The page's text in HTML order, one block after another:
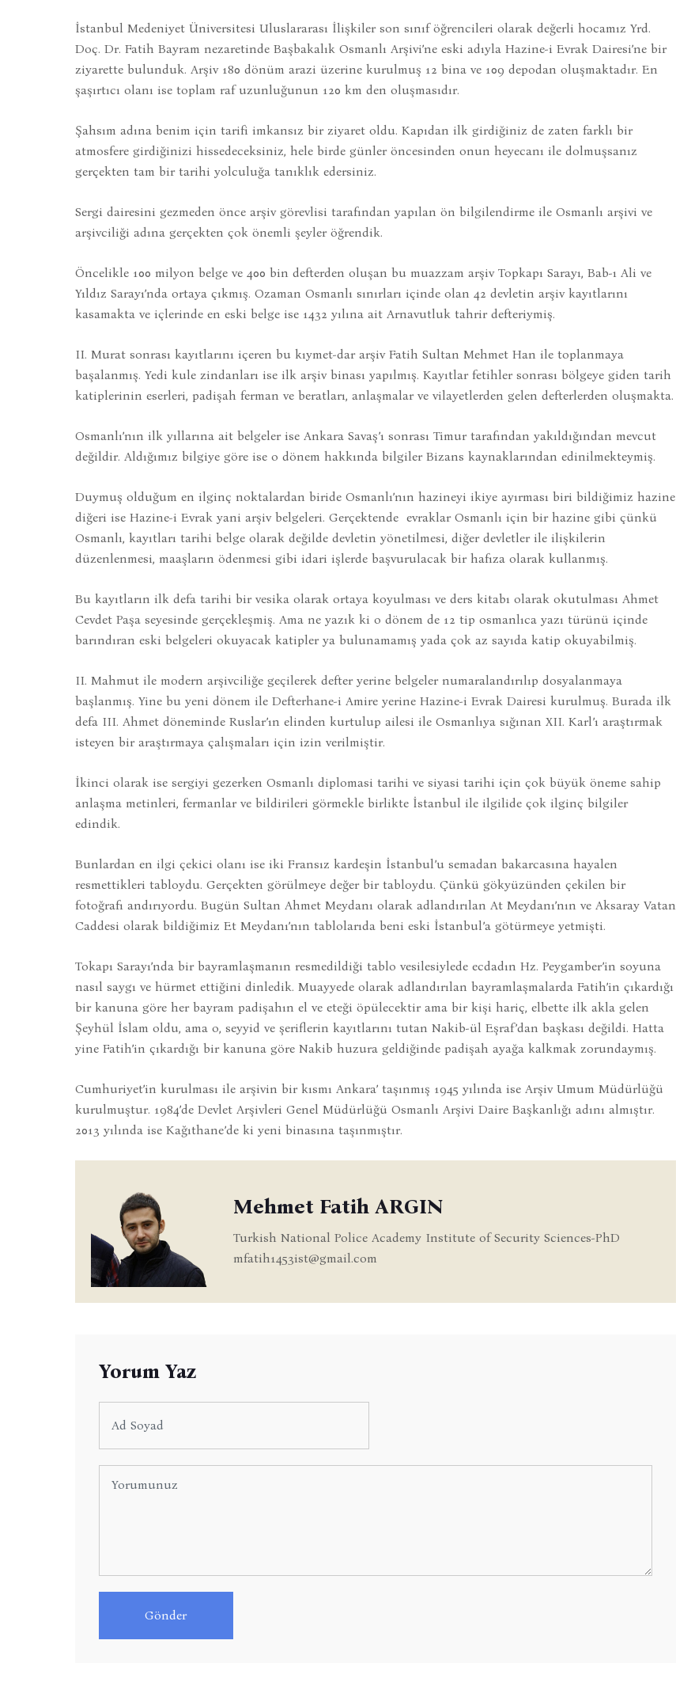
İstanbul Medeniyet Üniversitesi Uluslararası İlişkiler son sınıf öğrencileri olarak değerli hocamız Yrd.
Doç. Dr. Fatih Bayram nezaretinde Başbakalık Osmanlı Arşivi’ne eski adıyla Hazine-i Evrak Dairesi’ne bir
ziyarette bulunduk. Arşiv 180 dönüm arazi üzerine kurulmuş 12 bina ve 109 depodan oluşmaktadır. En
şaşırtıcı olanı ise toplam raf uzunluğunun 120 km den oluşmasıdır.
Şahsım adına benim için tarifi imkansız bir ziyaret oldu. Kapıdan ilk girdiğiniz de zaten farklı bir
atmosfere girdiğinizi hissedeceksiniz, hele birde günler öncesinden onun heyecanı ile dolmuşsanız
gerçekten tam bir tarihi yolculuğa tanıklık edersiniz.
Sergi dairesini gezmeden önce arşiv görevlisi tarafından yapılan ön bilgilendirme ile Osmanlı arşivi ve
arşivciliği adına gerçekten çok önemli şeyler öğrendik.
Öncelikle 100 milyon belge ve 400 bin defterden oluşan bu muazzam arşiv Topkapı Sarayı, Bab-ı Ali ve
Yıldız Sarayı’nda ortaya çıkmış. Ozaman Osmanlı sınırları içinde olan 42 devletin arşiv kayıtlarını
kasamakta ve içlerinde en eski belge ise 1432 yılına ait Arnavutluk tahrir defteriymiş.
II. Murat sonrası kayıtlarını içeren bu kıymet-dar arşiv Fatih Sultan Mehmet Han ile toplanmaya
başalanmış. Yedi kule zindanları ise ilk arşiv binası yapılmış. Kayıtlar fetihler sonrası bölgeye giden tarih
katiplerinin eserleri, padişah ferman ve beratları, anlaşmalar ve vilayetlerden gelen defterlerden oluşmakta.
Osmanlı’nın ilk yıllarına ait belgeler ise Ankara Savaş’ı sonrası Timur tarafından yakıldığından mevcut
değildir. Aldığımız bilgiye göre ise o dönem hakkında bilgiler Bizans kaynaklarından edinilmekteymiş.
Duymuş olduğum en ilginç noktalardan biride Osmanlı’nın hazineyi ikiye ayırması biri bildiğimiz hazine
diğeri ise Hazine-i Evrak yani arşiv belgeleri. Gerçektende evraklar Osmanlı için bir hazine gibi çünkü
Osmanlı, kayıtları tarihi belge olarak değilde devletin yönetilmesi, diğer devletler ile ilişkilerin
düzenlenmesi, maaşların ödenmesi gibi idari işlerde başvurulacak bir hafıza olarak kullanmış.
Bu kayıtların ilk defa tarihi bir vesika olarak ortaya koyulması ve ders kitabı olarak okutulması Ahmet
Cevdet Paşa seyesinde gerçekleşmiş. Ama ne yazık ki o dönem de 12 tip osmanlıca yazı türünü içinde
barındıran eski belgeleri okuyacak katipler ya bulunamamış yada çok az sayıda katip okuyabilmiş.
II. Mahmut ile modern arşivciliğe geçilerek defter yerine belgeler numaralandırılıp dosyalanmaya
başlanmış. Yine bu yeni dönem ile Defterhane-i Amire yerine Hazine-i Evrak Dairesi kurulmuş. Burada ilk
defa III. Ahmet döneminde Ruslar’ın elinden kurtulup ailesi ile Osmanlıya sığınan XII. Karl’ı araştırmak
isteyen bir araştırmaya çalışmaları için izin verilmiştir.
İkinci olarak ise sergiyi gezerken Osmanlı diplomasi tarihi ve siyasi tarihi için çok büyük öneme sahip
anlaşma metinleri, fermanlar ve bildirileri görmekle birlikte İstanbul ile ilgilide çok ilginç bilgiler
edindik.
Bunlardan en ilgi çekici olanı ise iki Fransız kardeşin İstanbul’u semadan bakarcasına hayalen
resmettikleri tabloydu. Gerçekten görülmeye değer bir tabloydu. Çünkü gökyüzünden çekilen bir
fotoğrafı andırıyordu. Bugün Sultan Ahmet Meydanı olarak adlandırılan At Meydanı’nın ve Aksaray Vatan
Caddesi olarak bildiğimiz Et Meydanı’nın tablolarıda beni eski İstanbul’a götürmeye yetmişti.
Tokapı Sarayı’nda bir bayramlaşmanın resmedildiği tablo vesilesiylede ecdadın Hz. Peygamber’in soyuna
nasıl saygı ve hürmet ettiğini dinledik. Muayyede olarak adlandırılan bayramlaşmalarda Fatih’in çıkardığı
bir kanuna göre her bayram padişahın el ve eteği öpülecektir ama bir kişi hariç, elbette ilk akla gelen
Şeyhül İslam oldu, ama o, seyyid ve şeriflerin kayıtlarını tutan Nakib-ül Eşraf’dan başkası değildi. Hatta
yine Fatih’in çıkardığı bir kanuna göre Nakib huzura geldiğinde padişah ayağa kalkmak zorundaymış.
Cumhuriyet’in kurulması ile arşivin bir kısmı Ankara’ taşınmış 1945 yılında ise Arşiv Umum Müdürlüğü
kurulmuştur. 1984’de Devlet Arşivleri Genel Müdürlüğü Osmanlı Arşivi Daire Başkanlığı adını almıştır.
2013 yılında ise Kağıthane’de ki yeni binasına taşınmıştır.
Mehmet Fatih ARGIN
Turkish National Police Academy Institute of Security Sciences-PhD
mfatih1453ist@gmail.com
Yorum Yaz
Gönder